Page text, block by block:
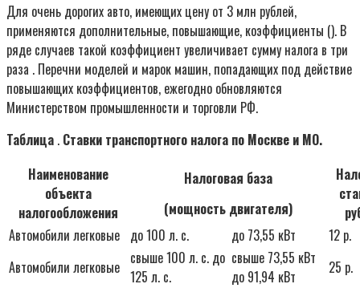
Для очень дорогих авто, имеющих цену от 3 млн рублей,
применяются дополнительные, повышающие, коэффициенты (). В
ряде случаев такой коэффициент увеличивает сумму налога в три
раза . Перечни моделей и марок машин, попадающих под действие
повышающих коэффициентов, ежегодно обновляются
Министерством промышленности и торговли РФ.
Таблица . Ставки транспортного налога по Москве и МО.
Наименование
объекта
налогообложения
Налоговая база
(мощность двигателя)
Автомобили легковые до 100 л. с. до 73,55 кВт
12 р.
Автомобили легковые свыше 100 л. с. до
125 л. с.
свыше 73,55 кВт
до 91,94 кВт
25 р.